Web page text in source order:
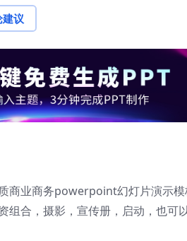
议
商业商务powerpoint幻灯片演示
合，摄影，宣传册，启动，也可